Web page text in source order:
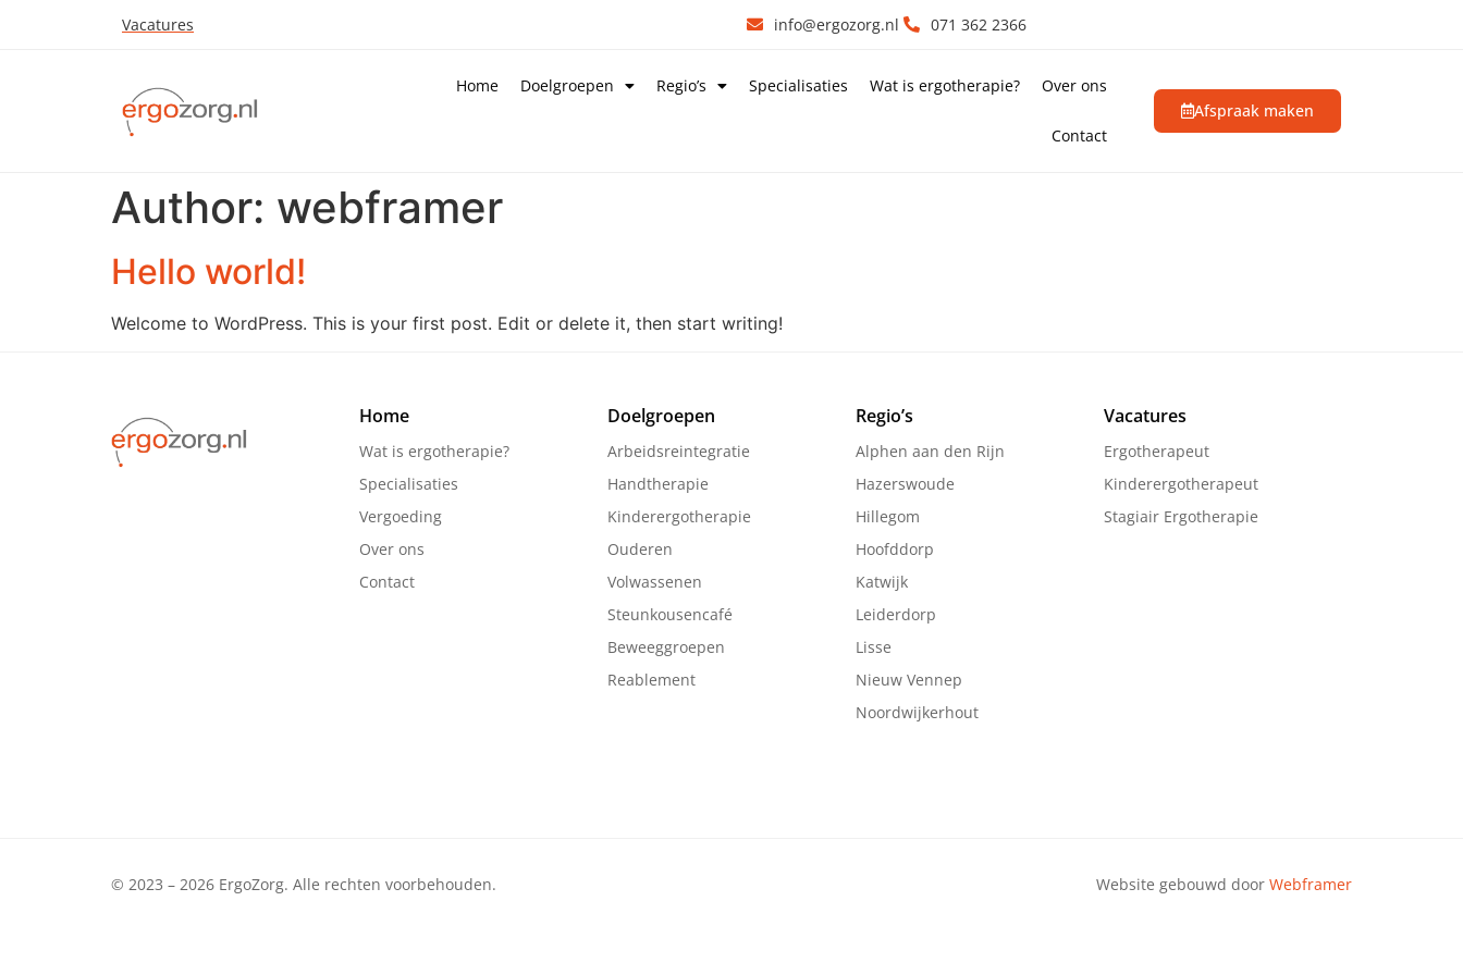
Vacatures info@ergozorg.nl 071 362 2366
Home Doelgroepen Regio’s Specialisaties Wat is ergotherapie? Over ons
Contact
Afspraak maken
Author: webframer
Hello world!
Welcome to WordPress. This is your first post. Edit or delete it, then start writing!
Home
Wat is ergotherapie?
Specialisaties
Vergoeding
Over ons
Contact
Doelgroepen
Arbeidsreintegratie
Handtherapie
Kinderergotherapie
Ouderen
Volwassenen
Steunkousencafé
Beweeggroepen
Reablement
Regio’s
Alphen aan den Rijn
Hazerswoude
Hillegom
Hoofddorp
Katwijk
Leiderdorp
Lisse
Nieuw Vennep
Noordwijkerhout
Vacatures
Ergotherapeut
Kinderergotherapeut
Stagiair Ergotherapie
© 2023 – 2026 ErgoZorg. Alle rechten voorbehouden. Website gebouwd door Webframer